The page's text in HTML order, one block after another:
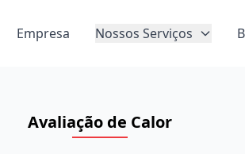
Empresa Nossos Serviços
Avaliação de Calor